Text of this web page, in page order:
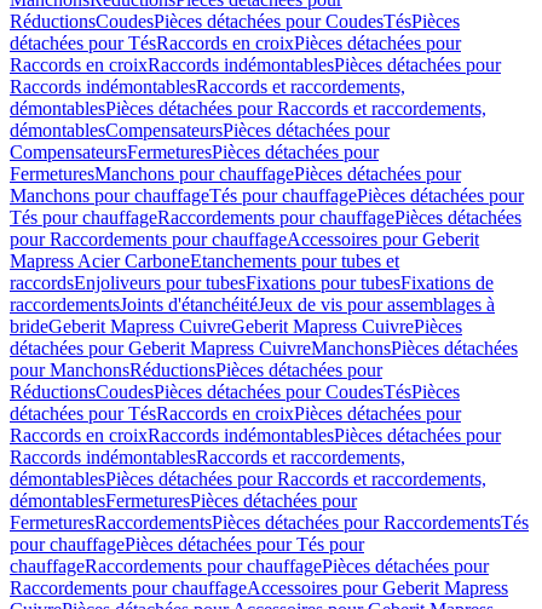
RéductionsCoudesPièces détachées pour CoudesTésPièces
détachées pour TésRaccords en croixPièces détachées pour
Raccords en croixRaccords indémontablesPièces détachées pour
Raccords indémontablesRaccords et raccordements,
démontablesPièces détachées pour Raccords et raccordements,
démontablesCompensateursPièces détachées pour
CompensateursFermeturesPièces détachées pour
FermeturesManchons pour chauffagePièces détachées pour
Manchons pour chauffageTés pour chauffagePièces détachées pour
Tés pour chauffageRaccordements pour chauffagePièces détachées
pour Raccordements pour chauffageAccessoires pour Geberit
Mapress Acier CarboneEtanchements pour tubes et
raccordsEnjoliveurs pour tubesFixations pour tubesFixations de
raccordementsJoints d'étanchéitéJeux de vis pour assemblages à
brideGeberit Mapress CuivreGeberit Mapress CuivrePièces
détachées pour Geberit Mapress CuivreManchonsPièces détachées
pour ManchonsRéductionsPièces détachées pour
RéductionsCoudesPièces détachées pour CoudesTésPièces
détachées pour TésRaccords en croixPièces détachées pour
Raccords en croixRaccords indémontablesPièces détachées pour
Raccords indémontablesRaccords et raccordements,
démontablesPièces détachées pour Raccords et raccordements,
démontablesFermeturesPièces détachées pour
FermeturesRaccordementsPièces détachées pour RaccordementsTés
pour chauffagePièces détachées pour Tés pour
chauffageRaccordements pour chauffagePièces détachées pour
Raccordements pour chauffageAccessoires pour Geberit Mapress